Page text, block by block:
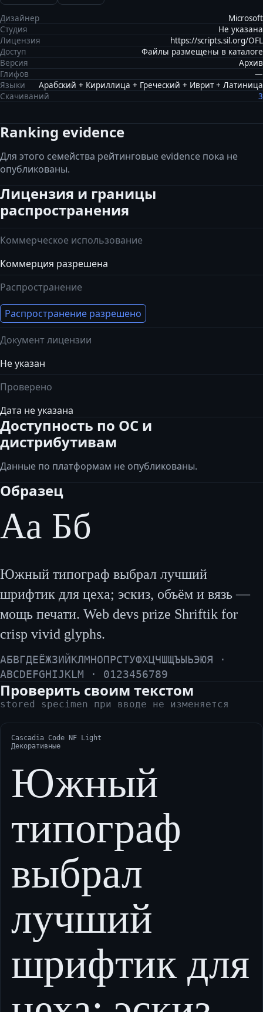
Дизайнер
Microsoft
Студия
Не указана
Лицензия
https://scripts.sil.org/OFL
Доступ
Файлы размещены в каталоге
Версия
Архив
Глифов
—
Языки
Арабский + Кириллица + Греческий + Иврит + Латиница
Скачиваний
3
Ranking evidence
Для этого семейства рейтинговые evidence пока не
опубликованы.
Лицензия и границы
распространения
Коммерческое использование
Коммерция разрешена
Распространение
Распространение разрешено
Документ лицензии
Не указан
Проверено
Дата не указана
Доступность по ОС и
дистрибутивам
Данные по платформам не опубликованы.
Образец
Аа Бб
Южный типограф выбрал лучший
шрифтик для цеха; эскиз, объём и вязь —
мощь печати. Web devs prize Shriftik for
crisp vivid glyphs.
АБВГДЕЁЖЗИЙКЛМНОПРСТУФХЦЧШЩЪЫЬЭЮЯ ·
ABCDEFGHIJKLM · 0123456789
Проверить своим текстом
stored specimen при вводе не изменяется
Cascadia Code NF Light
Декоративные
Южный
типограф
выбрал
лучший
шрифтик для